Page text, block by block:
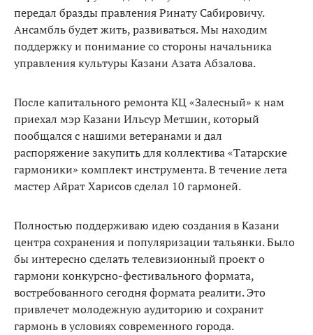
передал бразды правления Ринату Сабировичу.
Ансамбль будет жить, развиваться. Мы находим
поддержку и понимание со стороны начальника
управления культуры Казани Азата Абзалова.
После капитального ремонта КЦ «Залесный» к нам
приехал мэр Казани Ильсур Метшин, который
пообщался с нашими ветеранами и дал
распоряжение закупить для коллектива «Татарские
гармоники» комплект инструмента. В течение лета
мастер Айрат Харисов сделал 10 гармоней.
Полностью поддерживаю идею создания в Казани
центра сохранения и популяризации тальянки. Было
бы интересно сделать телевизионный проект о
гармони конкурсно-фестивального формата,
востребованного сегодня формата реалити. Это
привлечет молодежную аудиторию и сохранит
гармонь в условиях современного города.